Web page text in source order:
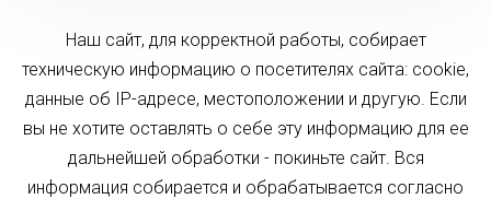
Наш сайт, для корректной работы, собирает
техническую информацию о посетителях сайта: cookie,
данные об IP-адресе, местоположении и другую. Если
вы не хотите оставлять о себе эту информацию для ее
дальнейшей обработки - покиньте сайт. Вся
информация собирается и обрабатывается согласно